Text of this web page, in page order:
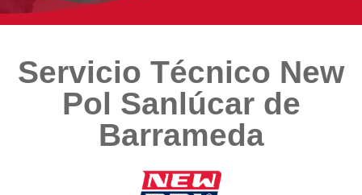
Servicio Técnico New
Pol Sanlúcar de
Barrameda